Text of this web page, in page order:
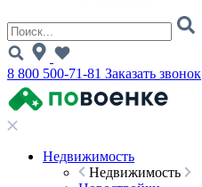
8 800 500-71-81 Заказать звонок
Недвижимость
Недвижимость